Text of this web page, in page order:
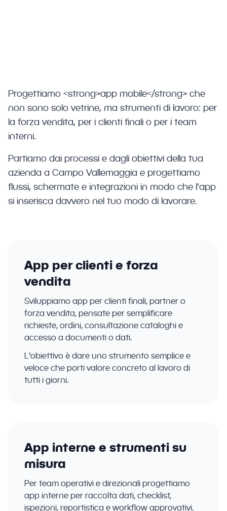
Progettiamo <strong>app mobile</strong> che
non sono solo vetrine, ma strumenti di lavoro: per
la forza vendita, per i clienti finali o per i team
interni.
Partiamo dai processi e dagli obiettivi della tua
azienda a Campo Vallemaggia e progettiamo
flussi, schermate e integrazioni in modo che l'app
si inserisca davvero nel tuo modo di lavorare.
App per clienti e forza
vendita
Sviluppiamo app per clienti finali, partner o
forza vendita, pensate per semplificare
richieste, ordini, consultazione cataloghi e
accesso a documenti o dati.
L'obiettivo è dare uno strumento semplice e
veloce che porti valore concreto al lavoro di
tutti i giorni.
App interne e strumenti su
misura
Per team operativi e direzionali progettiamo
app interne per raccolta dati, checklist,
ispezioni, reportistica e workflow approvativi.